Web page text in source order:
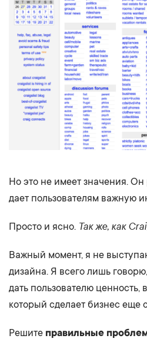
Но это не имеет значения.
дает пользователям важную
Просто и ясно. Так же, как
Важный момент, я не
дизайна. Я всего лишь
дать пользователю ценность,
который сделает бизнес еще
Решите правильные